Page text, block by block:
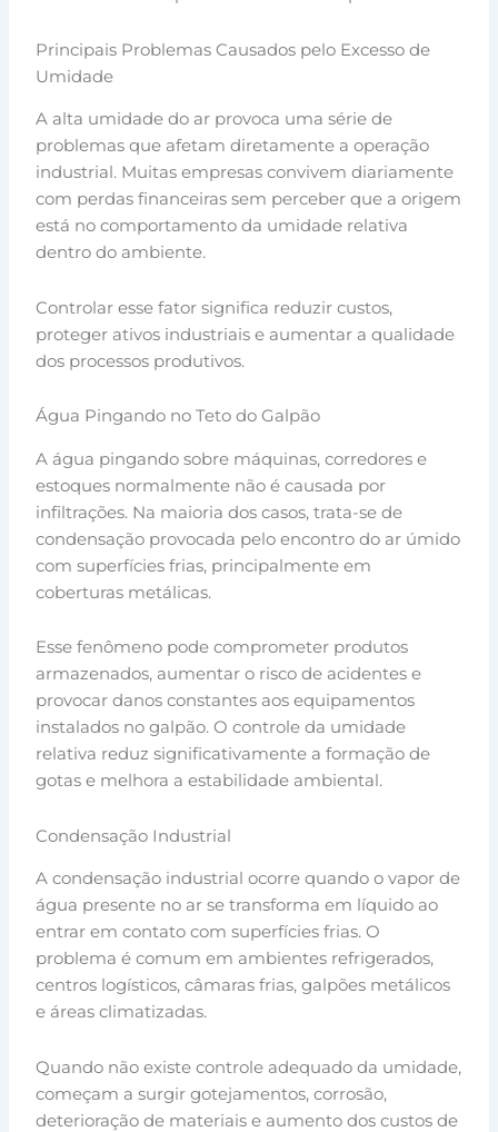
Principais Problemas Causados pelo Excesso de
Umidade
A alta umidade do ar provoca uma série de
problemas que afetam diretamente a operação
industrial. Muitas empresas convivem diariamente
com perdas financeiras sem perceber que a origem
está no comportamento da umidade relativa
dentro do ambiente.
Controlar esse fator significa reduzir custos,
proteger ativos industriais e aumentar a qualidade
dos processos produtivos.
Água Pingando no Teto do Galpão
A água pingando sobre máquinas, corredores e
estoques normalmente não é causada por
infiltrações. Na maioria dos casos, trata-se de
condensação provocada pelo encontro do ar úmido
com superfícies frias, principalmente em
coberturas metálicas.
Esse fenômeno pode comprometer produtos
armazenados, aumentar o risco de acidentes e
provocar danos constantes aos equipamentos
instalados no galpão. O controle da umidade
relativa reduz significativamente a formação de
gotas e melhora a estabilidade ambiental.
Condensação Industrial
A condensação industrial ocorre quando o vapor de
água presente no ar se transforma em líquido ao
entrar em contato com superfícies frias. O
problema é comum em ambientes refrigerados,
centros logísticos, câmaras frias, galpões metálicos
e áreas climatizadas.
Quando não existe controle adequado da umidade,
começam a surgir gotejamentos, corrosão,
deterioração de materiais e aumento dos custos de